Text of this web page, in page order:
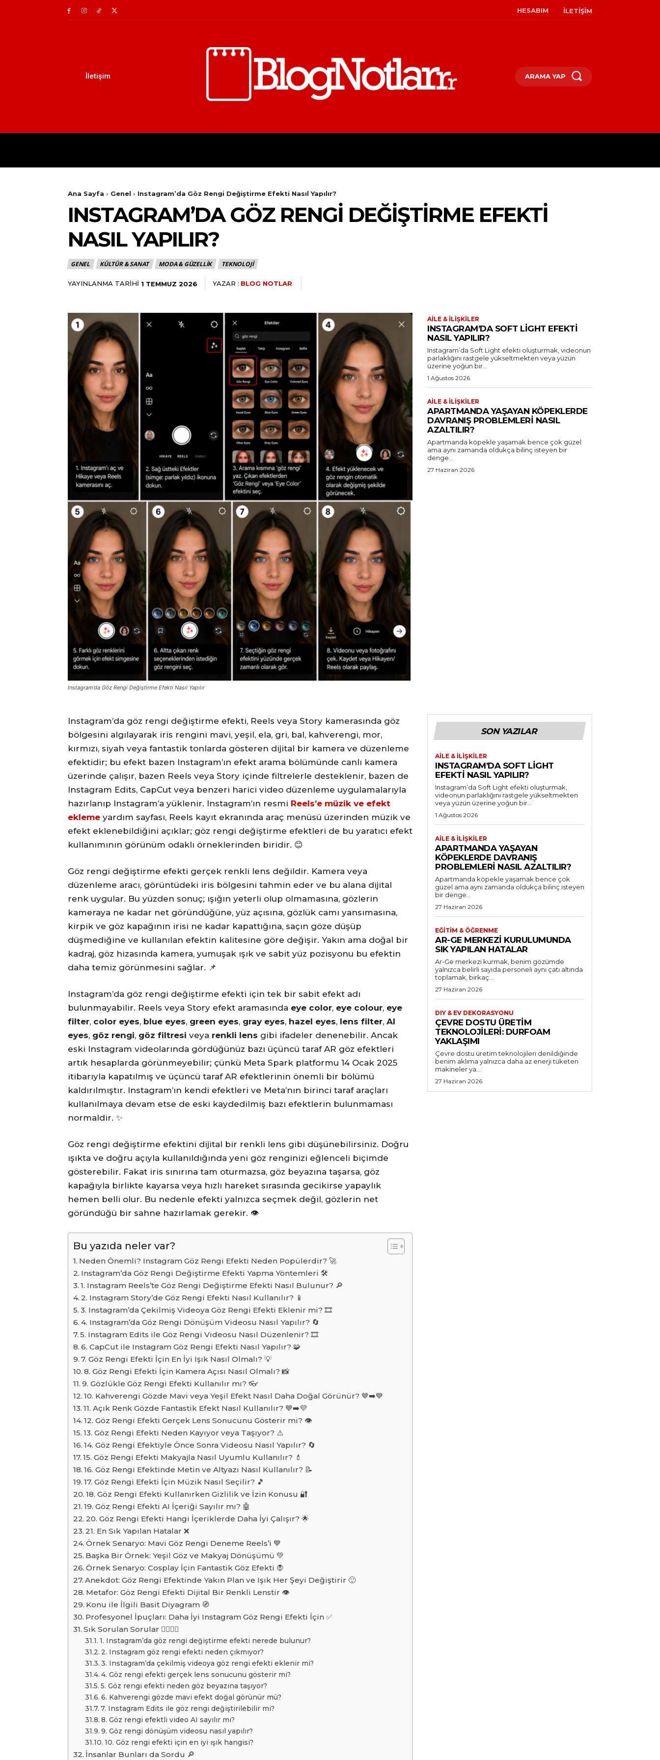
HESABIM İLETIŞIM
İletişim ARAMA YAP
Ana Sayfa Genel Instagram’da Göz Rengi Değiştirme Efekti Nasıl Yapılır?
INSTAGRAM’DA GÖZ RENGI DEĞIŞTIRME EFEKTI
NASIL YAPILIR?
GENEL KÜLTÜR & SANAT MODA & GÜZELLIK TEKNOLOJI
YAYINLANMA TARIHI 1 TEMMUZ 2026 YAZAR : BLOG NOTLAR
Instagram’da Göz Rengi Değiştirme Efekti Nasıl Yapılır
AILE & İLIŞKILER
INSTAGRAM’DA SOFT LIGHT EFEKTI
NASIL YAPILIR?
Instagram’da Soft Light efekti oluşturmak, videonun
parlaklığını rastgele yükseltmekten veya yüzün
üzerine yoğun bir...
1 Ağustos 2026
AILE & İLIŞKILER
APARTMANDA YAŞAYAN KÖPEKLERDE
DAVRANIŞ PROBLEMLERI NASIL
AZALTILIR?
Apartmanda köpekle yaşamak bence çok güzel
ama aynı zamanda oldukça bilinç isteyen bir
denge...
27 Haziran 2026
Instagram’da göz rengi değiştirme efekti, Reels veya Story kamerasında göz
bölgesini algılayarak iris rengini mavi, yeşil, ela, gri, bal, kahverengi, mor,
kırmızı, siyah veya fantastik tonlarda gösteren dijital bir kamera ve düzenleme
efektidir; bu efekt bazen Instagram’ın efekt arama bölümünde canlı kamera
üzerinde çalışır, bazen Reels veya Story içinde filtrelerle desteklenir, bazen de
Instagram Edits, CapCut veya benzeri harici video düzenleme uygulamalarıyla
hazırlanıp Instagram’a yüklenir. Instagram’ın resmi Reels’e müzik ve efekt
ekleme yardım sayfası, Reels kayıt ekranında araç menüsü üzerinden müzik ve
efekt eklenebildiğini açıklar; göz rengi değiştirme efektleri de bu yaratıcı efekt
kullanımının görünüm odaklı örneklerinden biridir. 😊
Göz rengi değiştirme efekti gerçek renkli lens değildir. Kamera veya
düzenleme aracı, görüntüdeki iris bölgesini tahmin eder ve bu alana dijital
renk uygular. Bu yüzden sonuç; ışığın yeterli olup olmamasına, gözlerin
kameraya ne kadar net göründüğüne, yüz açısına, gözlük camı yansımasına,
kirpik ve göz kapağının irisi ne kadar kapattığına, saçın göze düşüp
düşmediğine ve kullanılan efektin kalitesine göre değişir. Yakın ama doğal bir
kadraj, göz hizasında kamera, yumuşak ışık ve sabit yüz pozisyonu bu efektin
daha temiz görünmesini sağlar. 📌
Instagram’da göz rengi değiştirme efekti için tek bir sabit efekt adı
bulunmayabilir. Reels veya Story efekt aramasında eye color, eye colour, eye
filter, color eyes, blue eyes, green eyes, gray eyes, hazel eyes, lens filter, AI
eyes, göz rengi, göz filtresi veya renkli lens gibi ifadeler denenebilir. Ancak
eski Instagram videolarında gördüğünüz bazı üçüncü taraf AR göz efektleri
artık hesaplarda görünmeyebilir; çünkü Meta Spark platformu 14 Ocak 2025
itibarıyla kapatılmış ve üçüncü taraf AR efektlerinin önemli bir bölümü
kaldırılmıştır. Instagram’ın kendi efektleri ve Meta’nın birinci taraf araçları
kullanılmaya devam etse de eski kaydedilmiş bazı efektlerin bulunmaması
normaldir. ✨
Göz rengi değiştirme efektini dijital bir renkli lens gibi düşünebilirsiniz. Doğru
ışıkta ve doğru açıyla kullanıldığında yeni göz renginizi eğlenceli biçimde
gösterebilir. Fakat iris sınırına tam oturmazsa, göz beyazına taşarsa, göz
kapağıyla birlikte kayarsa veya hızlı hareket sırasında gecikirse yapaylık
hemen belli olur. Bu nedenle efekti yalnızca seçmek değil, gözlerin net
göründüğü bir sahne hazırlamak gerekir. 👁️
Bu yazıda neler var?
Neden Önemli? Instagram Göz Rengi Efekti Neden Popülerdir? 🚀
Instagram’da Göz Rengi Değiştirme Efekti Yapma Yöntemleri 🛠️
1. Instagram Reels’te Göz Rengi Değiştirme Efekti Nasıl Bulunur? 🔎
2. Instagram Story’de Göz Rengi Efekti Nasıl Kullanılır? 📱
3. Instagram’da Çekilmiş Videoya Göz Rengi Efekti Eklenir mi? 🎞️
4. Instagram’da Göz Rengi Dönüşüm Videosu Nasıl Yapılır? 🔄
5. Instagram Edits ile Göz Rengi Videosu Nasıl Düzenlenir? 🎞️
6. CapCut ile Instagram Göz Rengi Efekti Nasıl Yapılır? 🧩
7. Göz Rengi Efekti İçin En İyi Işık Nasıl Olmalı? 💡
8. Göz Rengi Efekti İçin Kamera Açısı Nasıl Olmalı? 📸
9. Gözlükle Göz Rengi Efekti Kullanılır mı? 👓
10. Kahverengi Gözde Mavi veya Yeşil Efekt Nasıl Daha Doğal Görünür? 🤎➡️💙
11. Açık Renk Gözde Fantastik Efekt Nasıl Kullanılır? 💙➡️💜
12. Göz Rengi Efekti Gerçek Lens Sonucunu Gösterir mi? 👁️
13. Göz Rengi Efekti Neden Kayıyor veya Taşıyor? ⚠️
14. Göz Rengi Efektiyle Önce Sonra Videosu Nasıl Yapılır? 🔄
15. Göz Rengi Efekti Makyajla Nasıl Uyumlu Kullanılır? 💄
16. Göz Rengi Efektinde Metin ve Altyazı Nasıl Kullanılır? 📝
17. Göz Rengi Efekti İçin Müzik Nasıl Seçilir? 🎵
18. Göz Rengi Efekti Kullanırken Gizlilik ve İzin Konusu 🔐
19. Göz Rengi Efekti AI İçeriği Sayılır mı? 🤖
20. Göz Rengi Efekti Hangi İçeriklerde Daha İyi Çalışır? 🌟
21. En Sık Yapılan Hatalar ❌
Örnek Senaryo: Mavi Göz Rengi Deneme Reels’i 💙
Başka Bir Örnek: Yeşil Göz ve Makyaj Dönüşümü 💚
Örnek Senaryo: Cosplay İçin Fantastik Göz Efekti 🧛
Anekdot: Göz Rengi Efektinde Yakın Plan ve Işık Her Şeyi Değiştirir 🙂
Metafor: Göz Rengi Efekti Dijital Bir Renkli Lenstir 👁️
Konu ile İlgili Basit Diyagram 🧭
Profesyonel İpuçları: Daha İyi Instagram Göz Rengi Efekti İçin ✅
Sık Sorulan Sorular 🙋‍♀️🙋‍♂️
1. Instagram’da göz rengi değiştirme efekti nerede bulunur?
2. Instagram göz rengi efekti neden çıkmıyor?
3. Instagram’da çekilmiş videoya göz rengi efekti eklenir mi?
4. Göz rengi efekti gerçek lens sonucunu gösterir mi?
5. Göz rengi efekti neden göz beyazına taşıyor?
6. Kahverengi gözde mavi efekt doğal görünür mü?
7. Instagram Edits ile göz rengi değiştirilebilir mi?
8. Göz rengi efektli video AI sayılır mı?
9. Göz rengi dönüşüm videosu nasıl yapılır?
10. Göz rengi efekti için en iyi ışık hangisi?
İnsanlar Bunları da Sordu 🔎
SON YAZILAR
AILE & İLIŞKILER
INSTAGRAM’DA SOFT LIGHT
EFEKTI NASIL YAPILIR?
Instagram’da Soft Light efekti oluşturmak,
videonun parlaklığını rastgele yükseltmekten
veya yüzün üzerine yoğun bir...
1 Ağustos 2026
AILE & İLIŞKILER
APARTMANDA YAŞAYAN
KÖPEKLERDE DAVRANIŞ
PROBLEMLERI NASIL AZALTILIR?
Apartmanda köpekle yaşamak bence çok
güzel ama aynı zamanda oldukça bilinç isteyen
bir denge...
27 Haziran 2026
EĞITIM & ÖĞRENME
AR-GE MERKEZI KURULUMUNDA
SIK YAPILAN HATALAR
Ar-Ge merkezi kurmak, benim gözümde
yalnızca belirli sayıda personeli aynı çatı altında
toplamak, birkaç...
27 Haziran 2026
DIY & EV DEKORASYONU
ÇEVRE DOSTU ÜRETIM
TEKNOLOJILERI: DURFOAM
YAKLAŞIMI
Çevre dostu üretim teknolojileri denildiğinde
benim aklıma yalnızca daha az enerji tüketen
makineler ya...
27 Haziran 2026